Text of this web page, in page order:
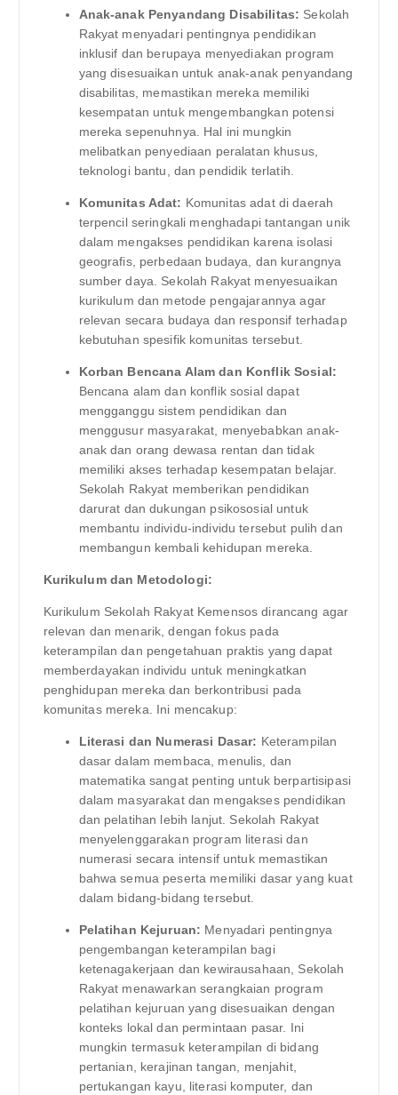
Anak-anak Penyandang Disabilitas: Sekolah
Rakyat menyadari pentingnya pendidikan
inklusif dan berupaya menyediakan program
yang disesuaikan untuk anak-anak penyandang
disabilitas, memastikan mereka memiliki
kesempatan untuk mengembangkan potensi
mereka sepenuhnya. Hal ini mungkin
melibatkan penyediaan peralatan khusus,
teknologi bantu, dan pendidik terlatih.
Komunitas Adat: Komunitas adat di daerah
terpencil seringkali menghadapi tantangan unik
dalam mengakses pendidikan karena isolasi
geografis, perbedaan budaya, dan kurangnya
sumber daya. Sekolah Rakyat menyesuaikan
kurikulum dan metode pengajarannya agar
relevan secara budaya dan responsif terhadap
kebutuhan spesifik komunitas tersebut.
Korban Bencana Alam dan Konflik Sosial:
Bencana alam dan konflik sosial dapat
mengganggu sistem pendidikan dan
menggusur masyarakat, menyebabkan anak-
anak dan orang dewasa rentan dan tidak
memiliki akses terhadap kesempatan belajar.
Sekolah Rakyat memberikan pendidikan
darurat dan dukungan psikososial untuk
membantu individu-individu tersebut pulih dan
membangun kembali kehidupan mereka.
Kurikulum dan Metodologi:
Kurikulum Sekolah Rakyat Kemensos dirancang agar
relevan dan menarik, dengan fokus pada
keterampilan dan pengetahuan praktis yang dapat
memberdayakan individu untuk meningkatkan
penghidupan mereka dan berkontribusi pada
komunitas mereka. Ini mencakup:
Literasi dan Numerasi Dasar: Keterampilan
dasar dalam membaca, menulis, dan
matematika sangat penting untuk berpartisipasi
dalam masyarakat dan mengakses pendidikan
dan pelatihan lebih lanjut. Sekolah Rakyat
menyelenggarakan program literasi dan
numerasi secara intensif untuk memastikan
bahwa semua peserta memiliki dasar yang kuat
dalam bidang-bidang tersebut.
Pelatihan Kejuruan: Menyadari pentingnya
pengembangan keterampilan bagi
ketenagakerjaan dan kewirausahaan, Sekolah
Rakyat menawarkan serangkaian program
pelatihan kejuruan yang disesuaikan dengan
konteks lokal dan permintaan pasar. Ini
mungkin termasuk keterampilan di bidang
pertanian, kerajinan tangan, menjahit,
pertukangan kayu, literasi komputer, dan